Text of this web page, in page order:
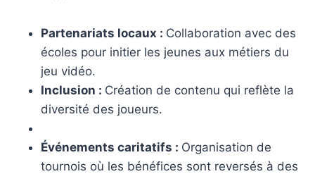
Partenariats locaux : Collaboration avec des
écoles pour initier les jeunes aux métiers du
jeu vidéo.
Inclusion : Création de contenu qui reflète la
diversité des joueurs.
Événements caritatifs : Organisation de
tournois où les bénéfices sont reversés à des